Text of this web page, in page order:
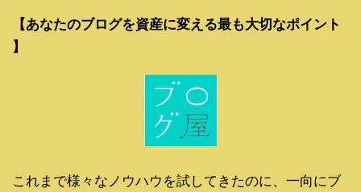
【あなたのブログを資産に変える最も大切なポイント
】
これまで様々なノウハウを試してきたのに、一向にブ